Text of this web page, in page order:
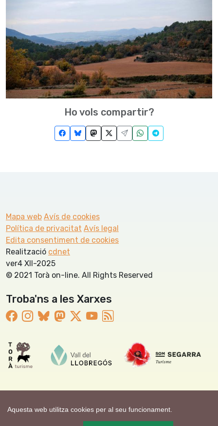
Aquesta web utilitza cookies per al seu funcionament.
Ho vols compartir?
Mapa web Avís de cookies
Política de privacitat Avís legal
Edita consentiment de cookies
Realització cdnet
ver4 XII-2025
© 2021 Torà on-line. All Rights Reserved
Troba'ns a les Xarxes